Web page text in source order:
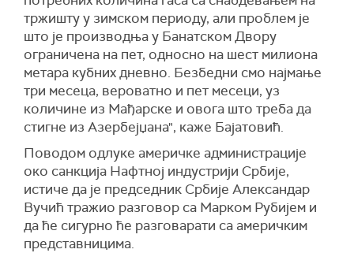
тржишту у зимском периоду, али проблем је
што је производња у Банатском Двору
ограничена на пет, односно на шест милиона
метара кубних дневно. Безбедни смо најмање
три месеца, вероватно и пет месеци, уз
количине из Мађарске и овога што треба да
стигне из Азербејџана", каже Бајатовић.
Поводом одлуке америчке администрације
око санкција Нафтној индустрији Србије,
истиче да је председник Србије Александар
Вучић тражио разговор са Марком Рубијем и
да ће сигурно ће разговарати са америчким
представницима.